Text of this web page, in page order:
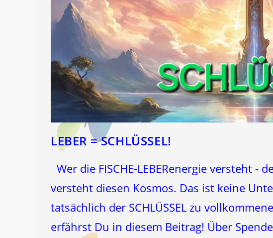
LEBER = SCHLÜSSEL!
Wer die FISCHE-LEBERenergie versteht -
versteht diesen Kosmos. Das ist keine
tatsächlich der SCHLÜSSEL zu
erfährst Du in diesem Beitrag! Über